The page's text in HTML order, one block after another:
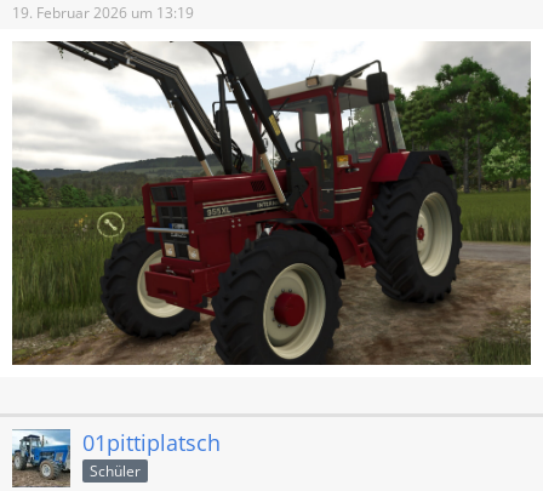
19. Februar 2026 um 13:19
01pittiplatsch
Schüler